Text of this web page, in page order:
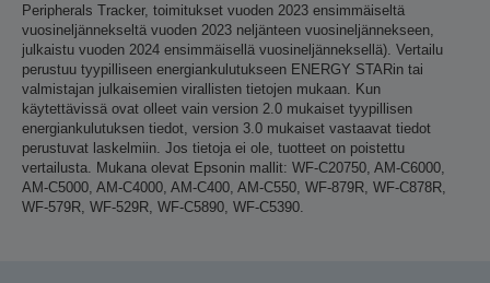
Peripherals Tracker, toimitukset vuoden 2023 ensimmäiseltä
vuosineljännekseltä vuoden 2023 neljänteen vuosineljännekseen,
julkaistu vuoden 2024 ensimmäisellä vuosineljänneksellä). Vertailu
perustuu tyypilliseen energiankulutukseen ENERGY STARin tai
valmistajan julkaisemien virallisten tietojen mukaan. Kun
käytettävissä ovat olleet vain version 2.0 mukaiset tyypillisen
energiankulutuksen tiedot, version 3.0 mukaiset vastaavat tiedot
perustuvat laskelmiin. Jos tietoja ei ole, tuotteet on poistettu
vertailusta. Mukana olevat Epsonin mallit: WF-C20750, AM-C6000,
AM-C5000, AM-C4000, AM-C400, AM-C550, WF-879R, WF-C878R,
WF-579R, WF-529R, WF-C5890, WF-C5390.